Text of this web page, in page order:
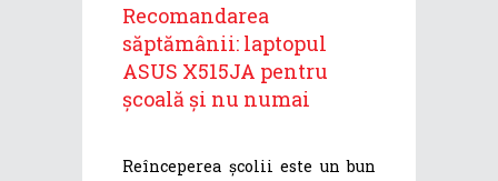
Recomandarea
săptămânii: laptopul
ASUS X515JA pentru
școală și nu numai
Reînceperea școlii este un bun